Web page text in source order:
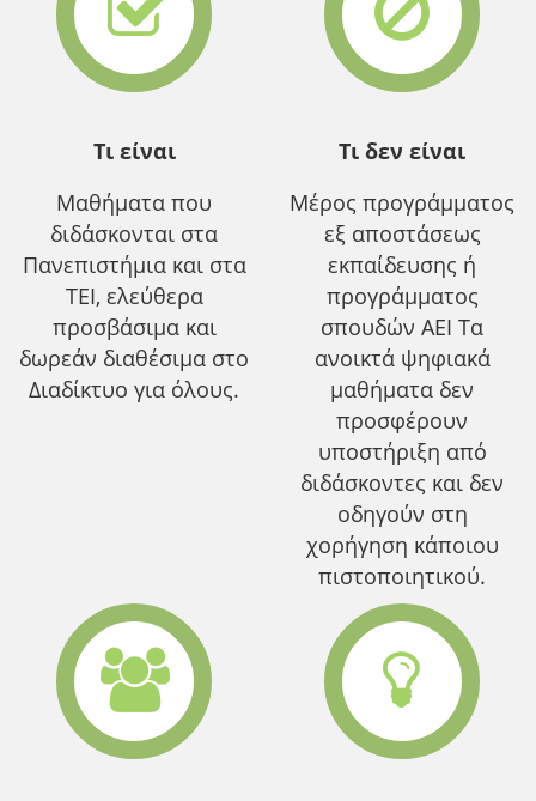
Τι είναι
Μαθήματα που
διδάσκονται στα
Πανεπιστήμια και στα
ΤΕΙ, ελεύθερα
προσβάσιμα και
δωρεάν διαθέσιμα στο
Διαδίκτυο για όλους.
Τι δεν είναι
Μέρος προγράμματος
εξ αποστάσεως
εκπαίδευσης ή
προγράμματος
σπουδών ΑΕΙ Τα
ανοικτά ψηφιακά
μαθήματα δεν
προσφέρουν
υποστήριξη από
διδάσκοντες και δεν
οδηγούν στη
χορήγηση κάποιου
πιστοποιητικού.